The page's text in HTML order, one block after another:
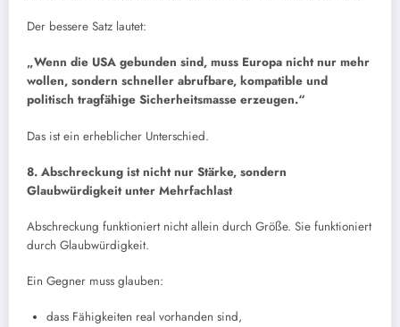
Der bessere Satz lautet:
„Wenn die USA gebunden sind, muss Europa nicht nur mehr
wollen, sondern schneller abrufbare, kompatible und
politisch tragfähige Sicherheitsmasse erzeugen.“
Das ist ein erheblicher Unterschied.
8. Abschreckung ist nicht nur Stärke, sondern
Glaubwürdigkeit unter Mehrfachlast
Abschreckung funktioniert nicht allein durch Größe. Sie funktioniert
durch Glaubwürdigkeit.
Ein Gegner muss glauben:
dass Fähigkeiten real vorhanden sind,